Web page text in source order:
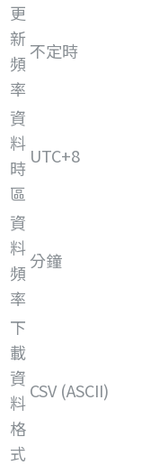
更
新
頻
率
不定時
資
料
時
區
UTC+8
資
料
頻
率
分鐘
下
載
資
料
格
式
CSV (ASCII)